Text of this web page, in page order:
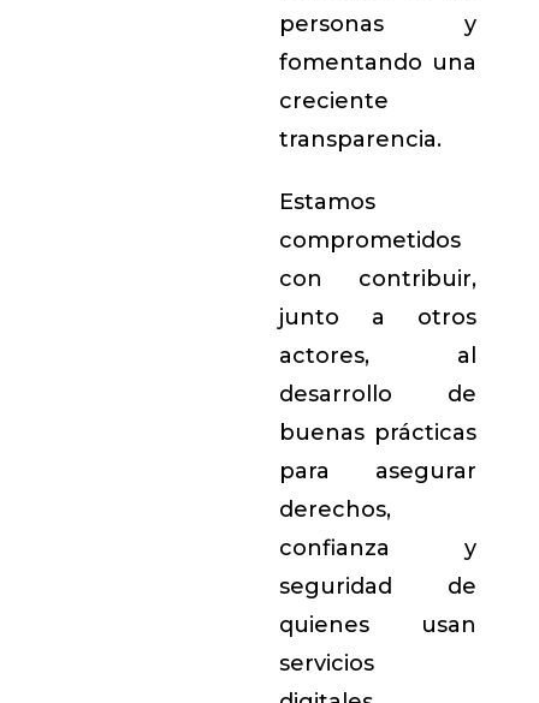
personas y
fomentando una
creciente
transparencia.
Estamos
comprometidos
con contribuir,
junto a otros
actores, al
desarrollo de
buenas prácticas
para asegurar
derechos,
confianza y
seguridad de
quienes usan
servicios